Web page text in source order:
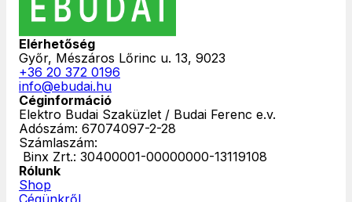
Elérhetőség
Győr, Mészáros Lőrinc u. 13, 9023
+36 20 372 0196
info@ebudai.hu
Céginformáció
Elektro Budai Szaküzlet / Budai Ferenc e.v.
Adószám: 67074097-2-28
Számlaszám:
‎ Binx Zrt.: 30400001-00000000-13119108
Rólunk
Shop
Cégünkről